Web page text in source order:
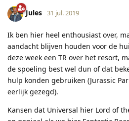
Jules 31 jul. 2019
Ik ben hier heel enthousiast over,
aandacht blijven houden voor de
deze week een TR over het resort,
de spoeling best wel dun of dat
hulp konden gebruiken (Jurassic
eerlijk gezegd).
Kansen dat Universal hier Lord of